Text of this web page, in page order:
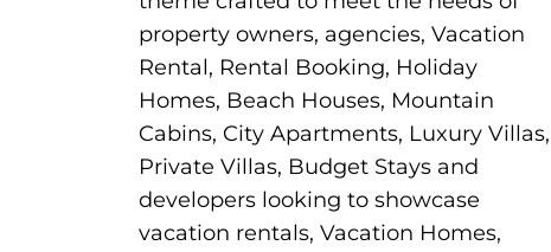
property owners, agencies, Vacation
Rental, Rental Booking, Holiday
Homes, Beach Houses, Mountain
Cabins, City Apartments, Luxury Villas,
Private Villas, Budget Stays and
developers looking to showcase
vacation rentals, Vacation Homes,